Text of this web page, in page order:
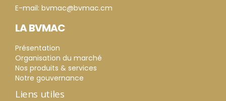
E-mail: bvmac@bvmac.cm
LA BVMAC
Présentation
Organisation du marché
Nos produits & services
Notre gouvernance
Liens utiles